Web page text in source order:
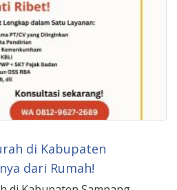
di Kabupaten
dari Rumah!